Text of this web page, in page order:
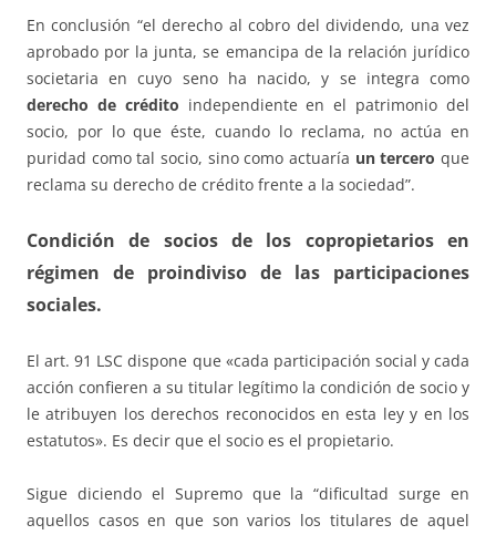
En conclusión “el derecho al cobro del dividendo, una vez
aprobado por la junta, se emancipa de la relación jurídico
societaria en cuyo seno ha nacido, y se integra como
derecho de crédito independiente en el patrimonio del
socio, por lo que éste, cuando lo reclama, no actúa en
puridad como tal socio, sino como actuaría un tercero que
reclama su derecho de crédito frente a la sociedad”.
Condición de socios de los copropietarios en
régimen de proindiviso de las participaciones
sociales.
El art. 91 LSC dispone que «cada participación social y cada
acción confieren a su titular legítimo la condición de socio y
le atribuyen los derechos reconocidos en esta ley y en los
estatutos». Es decir que el socio es el propietario.
Sigue diciendo el Supremo que la “dificultad surge en
aquellos casos en que son varios los titulares de aquel